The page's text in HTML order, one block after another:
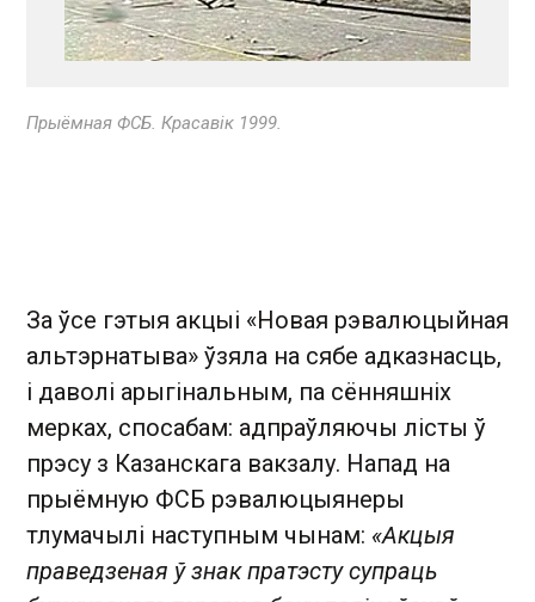
Прыёмная ФСБ. Красавік 1999.
За ўсе гэтыя акцыі «Новая рэвалюцыйная
альтэрнатыва» ўзяла на сябе адказнасць,
і даволі арыгінальным, па сённяшніх
мерках, спосабам: адпраўляючы лісты ў
прэсу з Казанскага вакзалу. Напад на
прыёмную ФСБ рэвалюцыянеры
тлумачылі наступным чынам: «Акцыя
праведзеная ў знак пратэсту супраць